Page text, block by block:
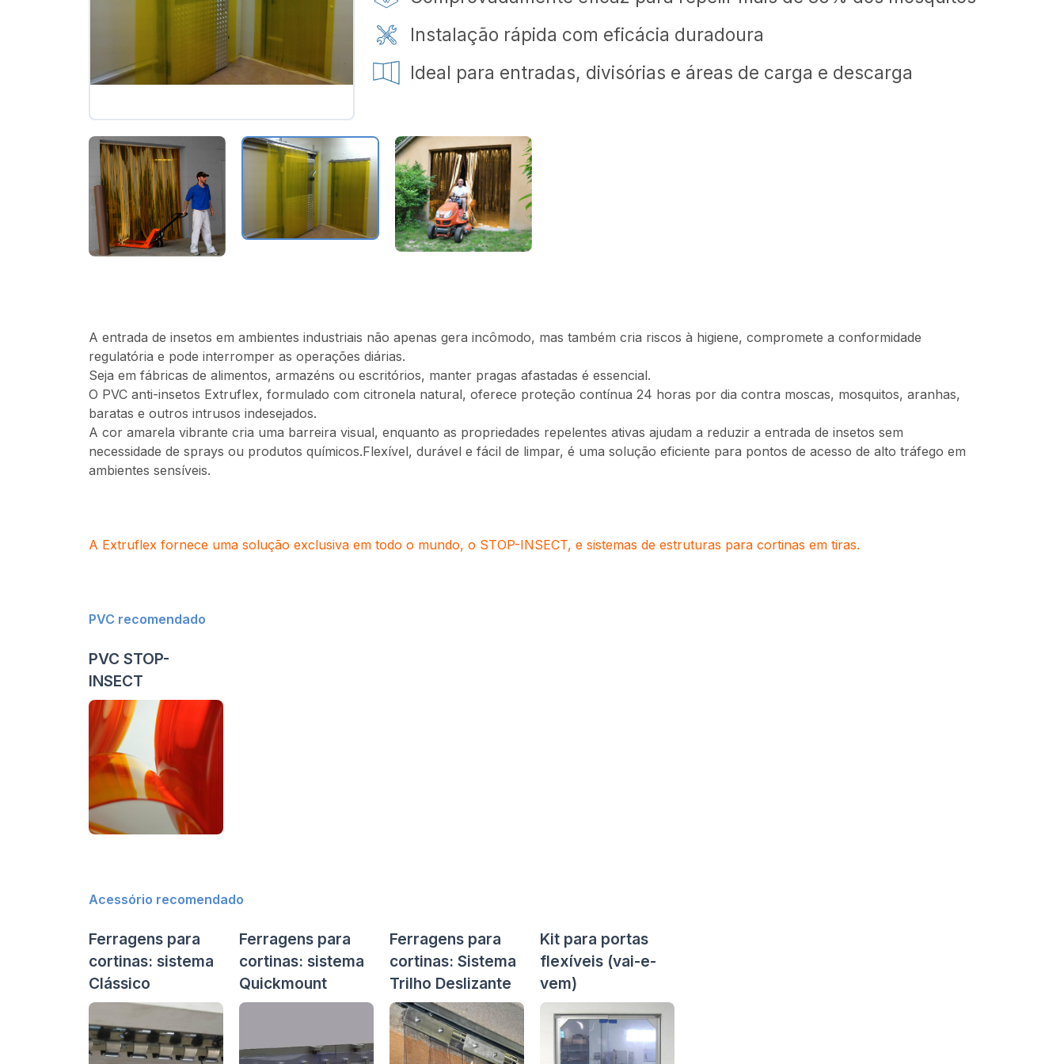
Instalação rápida com eficácia duradoura
Ideal para entradas, divisórias e áreas de carga e descarga
A entrada de insetos em ambientes industriais não apenas gera incômodo, mas também cria riscos à higiene, compromete a conformidade
regulatória e pode interromper as operações diárias.
Seja em fábricas de alimentos, armazéns ou escritórios, manter pragas afastadas é essencial.
O PVC anti-insetos Extruflex, formulado com citronela natural, oferece proteção contínua 24 horas por dia contra moscas, mosquitos, aranhas,
baratas e outros intrusos indesejados.
A cor amarela vibrante cria uma barreira visual, enquanto as propriedades repelentes ativas ajudam a reduzir a entrada de insetos sem
necessidade de sprays ou produtos químicos.Flexível, durável e fácil de limpar, é uma solução eficiente para pontos de acesso de alto tráfego em
ambientes sensíveis.
A Extruflex fornece uma solução exclusiva em todo o mundo, o STOP-INSECT, e sistemas de estruturas para cortinas em tiras.
PVC recomendado
PVC STOP-
INSECT
Acessório recomendado
Ferragens para
cortinas: sistema
Clássico
Ferragens para
cortinas: sistema
Quickmount
Ferragens para
cortinas: Sistema
Trilho Deslizante
Kit para portas
flexíveis (vai-e-
vem)